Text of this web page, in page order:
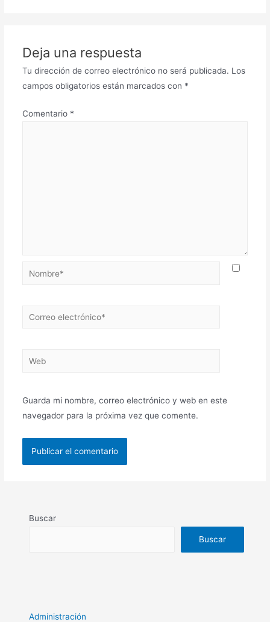
Deja una respuesta
Tu dirección de correo electrónico no será publicada. Los
campos obligatorios están marcados con *
Comentario *
Nombre*
Correo
Web
Guarda mi nombre, correo electrónico y web en este
navegador para la próxima vez que comente.
Buscar
Buscar
Administración